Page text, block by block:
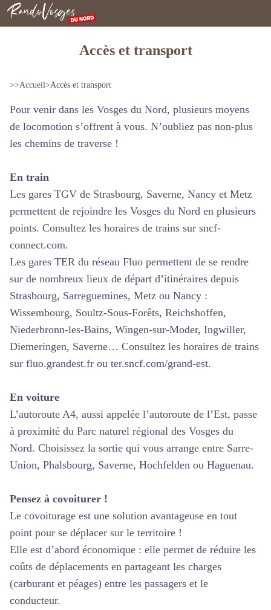
Rando Vosges du Nord
Accès et transport
>>Accueil>Accès et transport
Pour venir dans les Vosges du Nord, plusieurs moyens
de locomotion s’offrent à vous. N’oubliez pas non-plus
les chemins de traverse !
En train
Les gares TGV de Strasbourg, Saverne, Nancy et Metz
permettent de rejoindre les Vosges du Nord en plusieurs
points. Consultez les horaires de trains sur sncf-
connect.com.
Les gares TER du réseau Fluo permettent de se rendre
sur de nombreux lieux de départ d’itinéraires depuis
Strasbourg, Sarreguemines, Metz ou Nancy :
Wissembourg, Soultz-Sous-Forêts, Reichshoffen,
Niederbronn-les-Bains, Wingen-sur-Moder, Ingwiller,
Diemeringen, Saverne… Consultez les horaires de trains
sur fluo.grandest.fr ou ter.sncf.com/grand-est.
En voiture
L’autoroute A4, aussi appelée l’autoroute de l’Est, passe
à proximité du Parc naturel régional des Vosges du
Nord. Choisissez la sortie qui vous arrange entre Sarre-
Union, Phalsbourg, Saverne, Hochfelden ou Haguenau.
Pensez à covoiturer !
Le covoiturage est une solution avantageuse en tout
point pour se déplacer sur le territoire !
Elle est d’abord économique : elle permet de réduire les
coûts de déplacements en partageant les charges
(carburant et péages) entre les passagers et le
conducteur.